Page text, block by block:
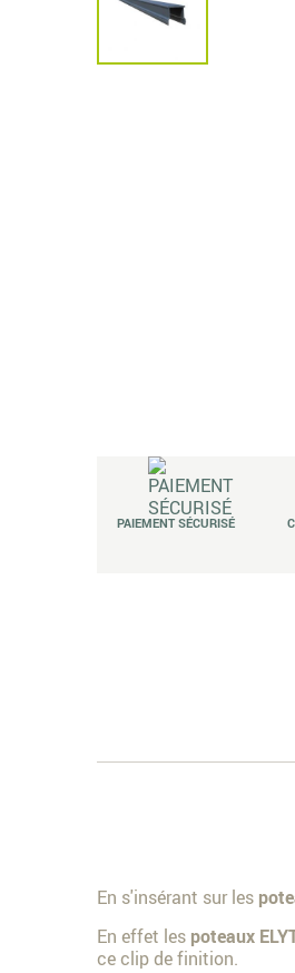
PAIEMENT SÉCURISÉ
En s'insérant sur les
En effet les poteaux
ce clip de finition.